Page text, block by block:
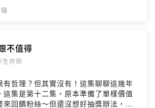
不值得
生存術
有哲理？但其實沒有！這集聊聊這幾年
這集是第十二集，原本準備了單樣價值
來回饋粉絲～但還沒想好抽獎辦法，而